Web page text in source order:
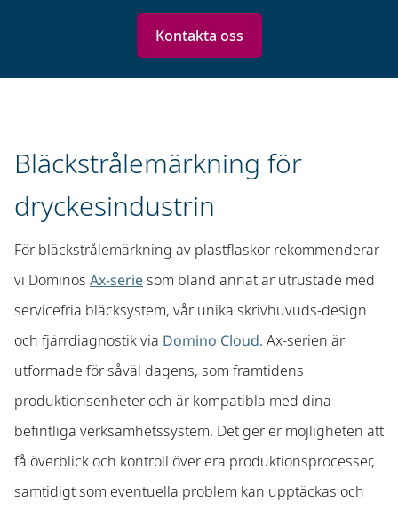
Kontakta oss
Bläckstrålemärkning för
dryckesindustrin
För bläckstrålemärkning av plastflaskor rekommenderar
vi Dominos Ax-seriesom bland annat är utrustade med
servicefria bläcksystem, vår unika skrivhuvuds-design
och fjärrdiagnostik via Domino Cloud. Ax-serien är
utformade för såväl dagens, som framtidens
produktionsenheter och är kompatibla med dina
befintliga verksamhetssystem. Det ger er möjligheten att
få överblick och kontroll över era produktionsprocesser,
samtidigt som eventuella problem kan upptäckas och